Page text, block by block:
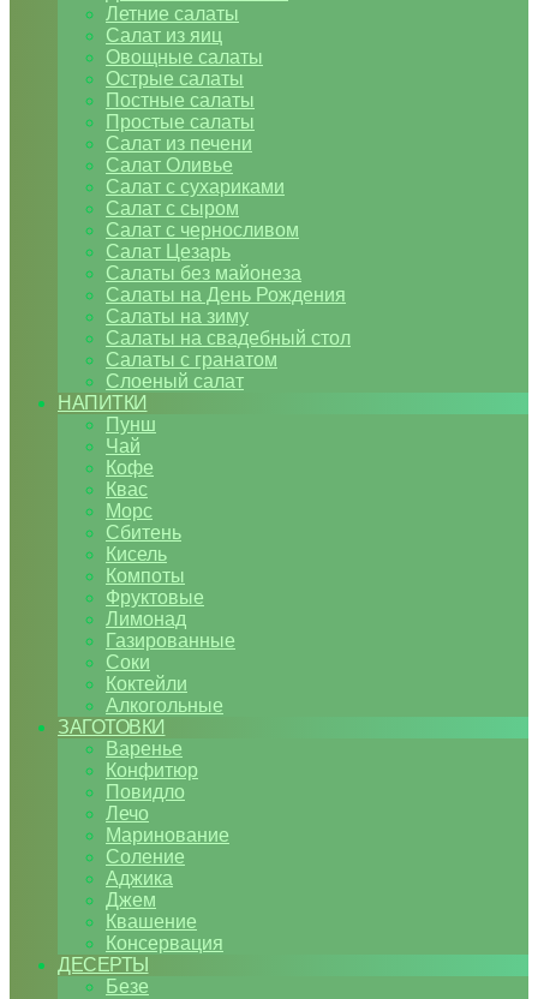
Летние салаты
Салат из яиц
Овощные салаты
Острые салаты
Постные салаты
Простые салаты
Салат из печени
Салат Оливье
Салат с сухариками
Салат с сыром
Салат с черносливом
Салат Цезарь
Салаты без майонеза
Салаты на День Рождения
Салаты на зиму
Салаты на свадебный стол
Салаты с гранатом
Слоеный салат
НАПИТКИ
Пунш
Чай
Кофе
Квас
Морс
Сбитень
Кисель
Компоты
Фруктовые
Лимонад
Газированные
Соки
Коктейли
Алкогольные
ЗАГОТОВКИ
Варенье
Конфитюр
Повидло
Лечо
Маринование
Соление
Аджика
Джем
Квашение
Консервация
ДЕСЕРТЫ
Безе